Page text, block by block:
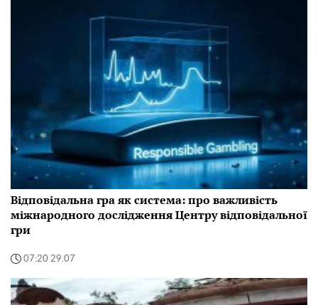
Відповідальна гра як система: про важливість
міжнародного дослідження Центру відповідальної
гри
07:20 29.07